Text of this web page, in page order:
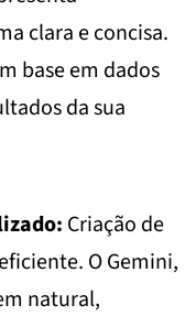
clara e concisa.
base em dados
da sua
Criação de
O Gemini,
natural,